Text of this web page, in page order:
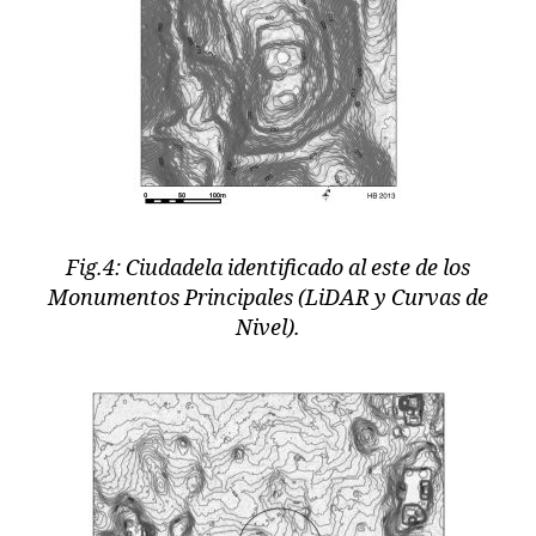
Fig.4: Ciudadela identificado al este de los
Monumentos Principales (LiDAR y Curvas de
Nivel).